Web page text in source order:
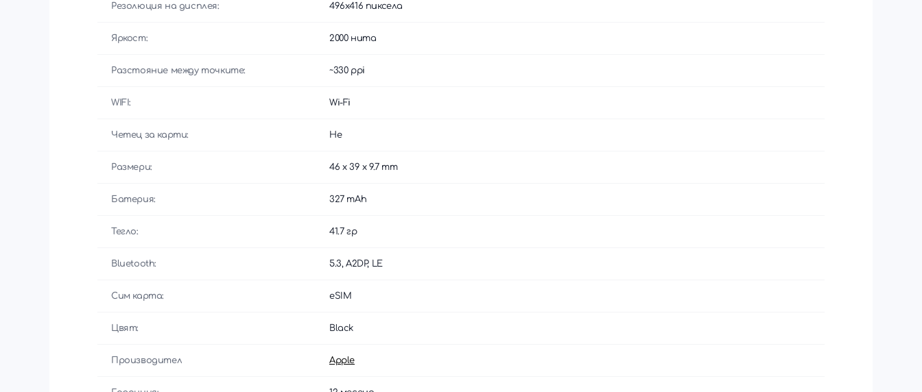
Резолюция на дисплея: 496x416 пиксела
Яркост: 2000 нита
Разстояние между точките: ~330 ppi
WIFI: Wi-Fi
Четец за карти: Не
Размери: 46 x 39 x 9.7 mm
Батерия: 327 mAh
Тегло: 41.7 гр
Bluetooth: 5.3, A2DP, LE
Сим карта: eSIM
Цвят: Black
Производител Apple